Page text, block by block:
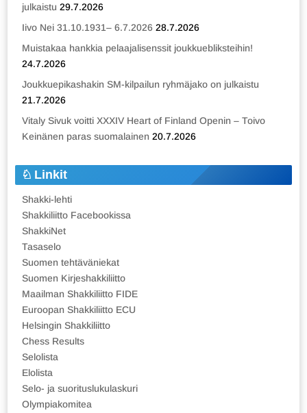
julkaistu 29.7.2026
Iivo Nei 31.10.1931– 6.7.2026 28.7.2026
Muistakaa hankkia pelaajalisenssit joukkuebliksteihin!
24.7.2026
Joukkuepikashakin SM-kilpailun ryhmäjako on julkaistu
21.7.2026
Vitaly Sivuk voitti XXXIV Heart of Finland Openin – Toivo
Keinänen paras suomalainen 20.7.2026
Linkit
Shakki-lehti
Shakkiliitto Facebookissa
ShakkiNet
Tasaselo
Suomen tehtäväniekat
Suomen Kirjeshakkiliitto
Maailman Shakkiliitto FIDE
Euroopan Shakkiliitto ECU
Helsingin Shakkiliitto
Chess Results
Selolista
Elolista
Selo- ja suorituslukulaskuri
Olympiakomitea